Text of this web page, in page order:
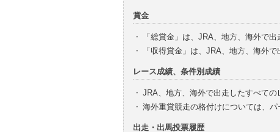
賞金
・
「総賞金」は、JRA、地方、海外で
・
「収得賞金」は、JRA、地方、海外
レース成績、条件別成績
・ JRA、地方、海外で出走したすべて
・ 海外重賞競走の格付けについては、
出走・出馬投票履歴